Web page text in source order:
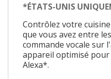
*ÉTATS-UNIS
Contrôlez votre
que vous avez entre
commande vocale sur
appareil optimisé
Alexa*.